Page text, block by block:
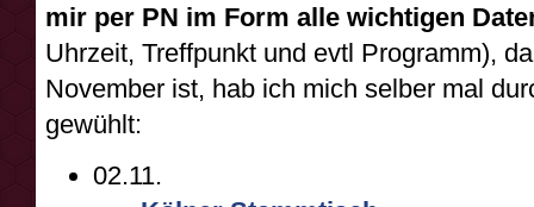
mir per PN im Form alle wichtigen
Uhrzeit, Treffpunkt und evtl Programm),
November ist, hab ich mich selber mal
gewühlt:
02.11.